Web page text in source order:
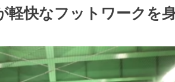
軽快なフットワークを